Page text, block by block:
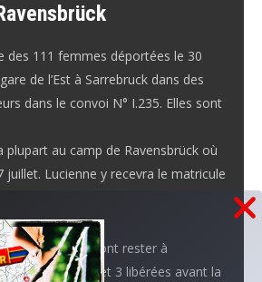
des 111 femmes déportées le 30
de l’Est à Sarrebruck dans des
dans le convoi N° I.235. Elles sont
plupart au camp de Ravensbrück où
juillet. Lucienne y recevra le matricule
ce convoi, 52 vont rester à
seront gazées et 3 libérées avant la